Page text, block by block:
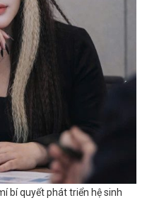
bí quyết phát triển hệ sinh